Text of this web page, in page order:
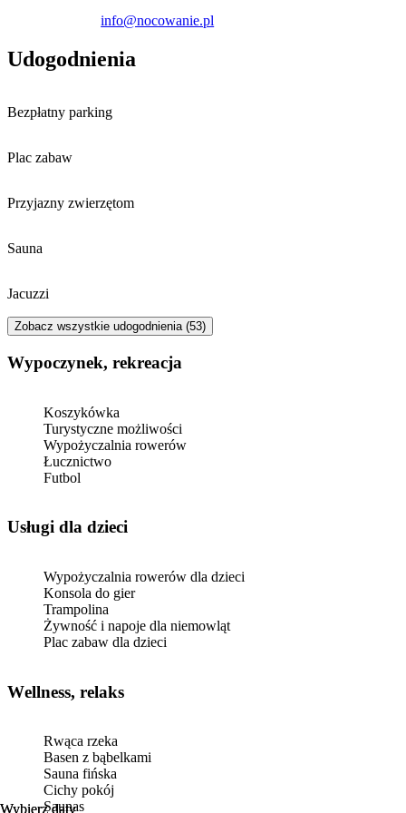
info@nocowanie.pl
Wybierz daty
Wybierz daty
Udogodnienia
Bezpłatny parking
Plac zabaw
Przyjazny zwierzętom
Sauna
Jacuzzi
Zobacz wszystkie udogodnienia (53)
Wypoczynek, rekreacja
Koszykówka
Turystyczne możliwości
Wypożyczalnia rowerów
Łucznictwo
Futbol
usługi dla dzieci
Wypożyczalnia rowerów dla dzieci
Konsola do gier
Trampolina
Żywność i napoje dla niemowląt
Plac zabaw dla dzieci
Wellness, relaks
Rwąca rzeka
Basen z bąbelkami
Sauna fińska
Cichy pokój
Saunas